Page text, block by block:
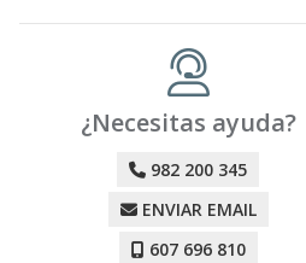
¿Necesitas ayuda?
982 200 345
ENVIAR EMAIL
607 696 810